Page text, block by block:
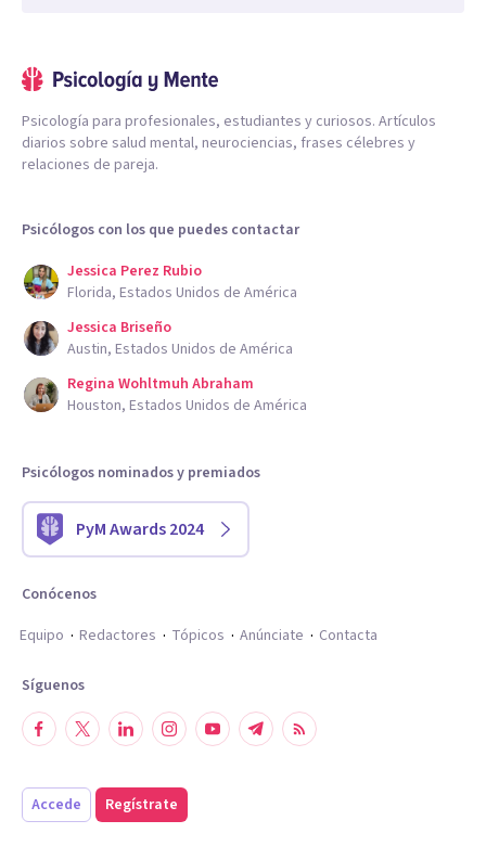
Psicología para profesionales, estudiantes y curiosos. Artículos
diarios sobre salud mental, neurociencias, frases célebres y
relaciones de pareja.
Psicólogos con los que puedes contactar
Jessica Perez Rubio
Florida, Estados Unidos de América
Jessica Briseño
Austin, Estados Unidos de América
Regina Wohltmuh Abraham
Houston, Estados Unidos de América
Psicólogos nominados y premiados
PyM Awards 2024
Conócenos
Equipo
Redactores Tópicos Anúnciate Contacta
Síguenos
Accede Regístrate